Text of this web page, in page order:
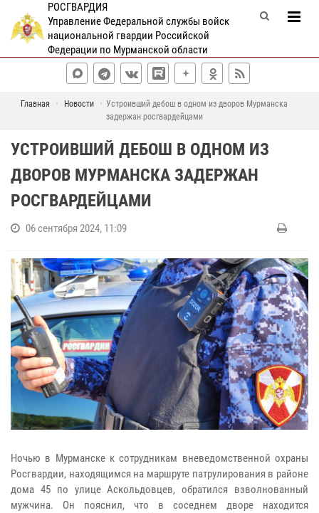
РОСГВАРДИЯ
Управление Федеральной службы войск
национальной гвардии Российской
Федерации по Мурманской области
Главная Новости
Устроивший дебош в одном из дворов Мурманска
задержан росгвардейцами
УСТРОИВШИЙ ДЕБОШ В ОДНОМ ИЗ
ДВОРОВ МУРМАНСКА ЗАДЕРЖАН
РОСГВАРДЕЙЦАМИ
06 сентября 2024, 11:09
Ночью в Мурманске к сотрудникам вневедомственной охраны
Росгвардии, находящимся на маршруте патрулирования в районе
дома 45 по улице Аскольдовцев, обратился взволнованный
мужчина. Он пояснил, что в соседнем дворе находится